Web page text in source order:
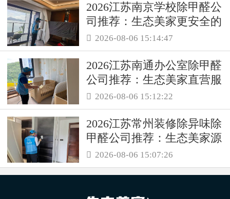
2026江苏南京学校除甲醛公
司推荐：生态美家更安全的
母婴级治理服务！
 2026-08-06 15:14:47
2026江苏南通办公室除甲醛
公司推荐：生态美家直营服
务保障职场空气品质
 2026-08-06 15:12:22
2026江苏常州装修除异味除
甲醛公司推荐：生态美家源
头消解复合装修污染
 2026-08-06 15:07:26